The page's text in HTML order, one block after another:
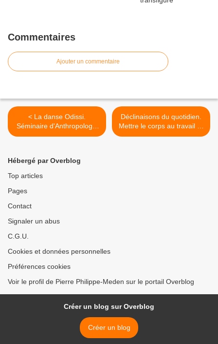
Commentaires
Ajouter un commentaire
< La danse Odissi.
Séminaire d'Anthropologie
historique des arts
Déclinaisons du quotidien.
Mettre le corps au travail —
Agathe Dumont >
Hébergé par Overblog
Top articles
Pages
Contact
Signaler un abus
C.G.U.
Cookies et données personnelles
Préférences cookies
Voir le profil de Pierre Philippe-Meden sur le portail Overblog
Créer un blog sur Overblog
Créer un blog